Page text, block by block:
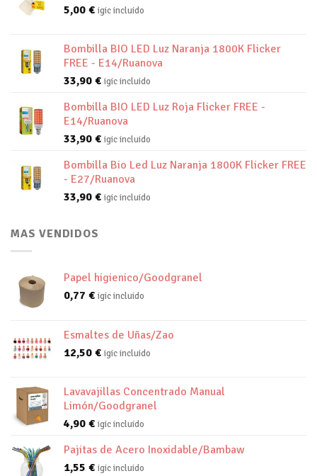
5,00 € igic incluido
Bombilla BIO LED Luz Naranja 1800K Flicker
FREE - E14/Ruanova
33,90 € igic incluido
Bombilla BIO LED Luz Roja Flicker FREE -
E14/Ruanova
33,90 € igic incluido
Bombilla Bio Led Luz Naranja 1800K Flicker FREE
- E27/Ruanova
33,90 € igic incluido
MAS VENDIDOS
Papel higienico/Goodgranel
0,77 € igic incluido
Esmaltes de Uñas/Zao
12,50 € igic incluido
Lavavajillas Concentrado Manual
Limón/Goodgranel
4,90 € igic incluido
Pajitas de Acero Inoxidable/Bambaw
1,55 € igic incluido